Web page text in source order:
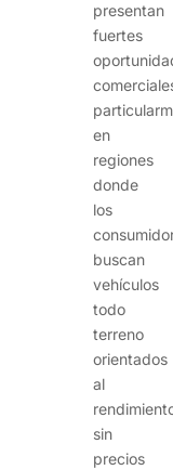
presentan
fuertes
en
regiones
donde
los
buscan
vehículos
todo
terreno
orientados
al
sin
precios